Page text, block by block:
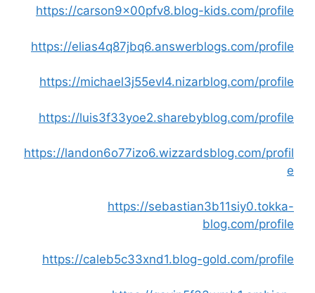
https://carson9x00pfv8.blog-kids.com/profile
https://elias4q87jbq6.answerblogs.com/profile
https://michael3j55evl4.nizarblog.com/profile
https://luis3f33yoe2.sharebyblog.com/profile
https://landon6o77izo6.wizzardsblog.com/profil
e
https://sebastian3b11siy0.tokka-
blog.com/profile
https://caleb5c33xnd1.blog-gold.com/profile